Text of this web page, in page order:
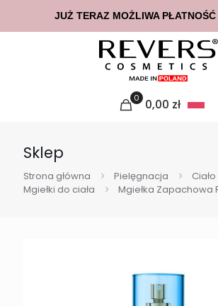
0 0,00 zł
Sklep
Strona główna Pielęgnacja
Ciało
Mgiełki do ciała
Mgiełka Zapachowa
JUŻ TERAZ MOŻLIWA